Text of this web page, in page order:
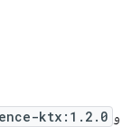
و ktx:1.2.0